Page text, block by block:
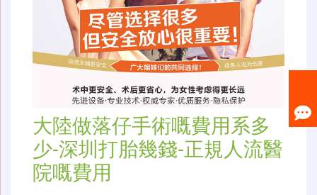
大陸做落仔手術嘅費用系多
少-深圳打胎幾錢-正規人流醫
院嘅費用